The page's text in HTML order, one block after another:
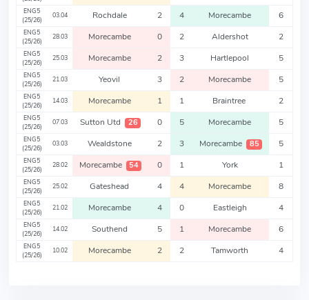
ENG5
(25/26)
03.04 Rochdale 2 4 Morecambe 6
ENG5
(25/26)
28.03 Morecambe 0 2 Aldershot 2
ENG5
(25/26)
25.03 Morecambe 2 3 Hartlepool 5
ENG5
(25/26)
21.03 Yeovil 3 2 Morecambe 5
ENG5
(25/26)
14.03 Morecambe 1 1 Braintree 2
ENG5
(25/26)
07.03 Sutton Utd 26 0 5 Morecambe 5
ENG5
(25/26)
03.03 Wealdstone 2 3 Morecambe 85 5
ENG5
(25/26)
28.02 Morecambe 54 0 1 York 1
ENG5
(25/26)
25.02 Gateshead 4 4 Morecambe 8
ENG5
(25/26)
21.02 Morecambe 4 0 Eastleigh 4
ENG5
(25/26)
14.02 Southend 5 1 Morecambe 6
ENG5
(25/26)
10.02 Morecambe 2 2 Tamworth 4